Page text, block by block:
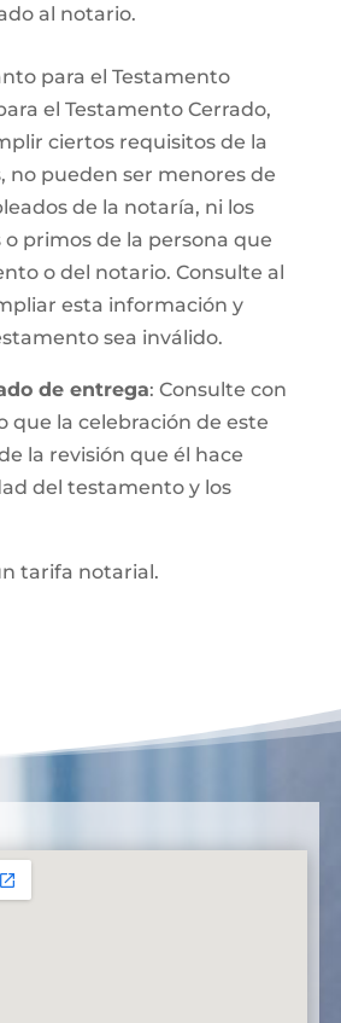
al notario.
para el Testamento
el Testamento Cerrado,
ciertos requisitos de la
no pueden ser menores de
de la notaría, ni los
primos de la persona que
o del notario. Consulte al
esta información y
sea inválido.
de entrega: Consulte con
que la celebración de este
la revisión que él hace
del testamento y los
tarifa notarial.